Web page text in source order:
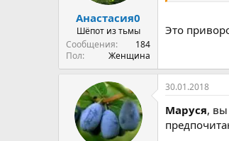
Анастасия0
Шёпот из тьмы
Сообщения
184
Пол
Женщина
Это
30.01.2018
Маруся, вы